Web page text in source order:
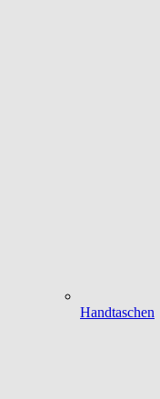
Handtaschen